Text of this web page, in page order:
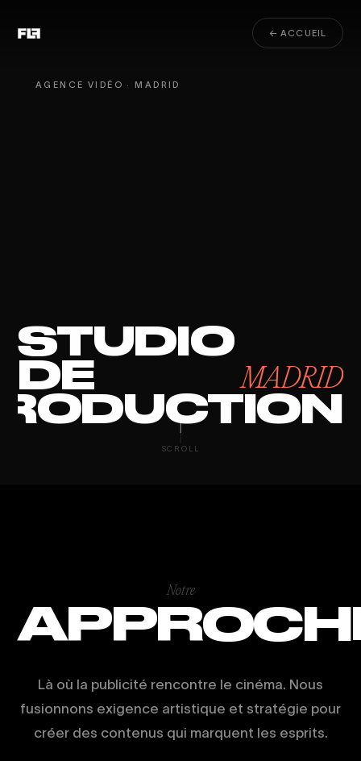
← ACCUEIL
AGENCE VIDÉO · MADRID
STUDIO
DE MADRID
SCROLL
Notre
Là où la publicité rencontre le cinéma. Nous
fusionnons exigence artistique et stratégie pour
créer des contenus qui marquent les esprits.